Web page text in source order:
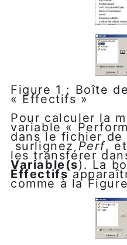
Figure 1 : Boîte
« Effectifs »
Pour calculer la
variable «
dans le fichier de
surlignez Perf,
les transférer
Variable(s). La
Effectifs
comme à la